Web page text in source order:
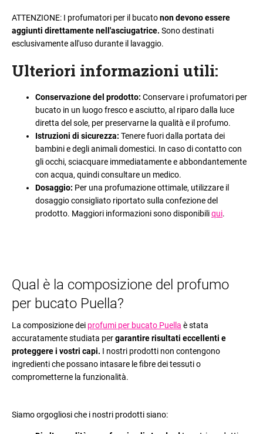
ATTENZIONE: I profumatori per il bucatonon devono essere
aggiunti direttamente nell'asciugatrice. Sono destinati
esclusivamente all'uso durante il lavaggio.
Ulteriori informazioni utili:
Conservazione del prodotto: Conservare i profumatori per
bucato in un luogo fresco e asciutto, al riparo dalla luce
diretta del sole, per preservarne la qualità e il profumo.
Istruzioni di sicurezza: Tenere fuori dalla portata dei
bambini e degli animali domestici. In caso di contatto con
gli occhi, sciacquare immediatamente e abbondantemente
con acqua, quindi consultare un medico.
Dosaggio: Per una profumazione ottimale, utilizzare il
dosaggio consigliato riportato sulla confezione del
prodotto. Maggiori informazioni sono disponibiliqui.
Qual è la composizione del profumo
per bucato Puella?
La composizione dei profumi per bucato Puella è stata
accuratamente studiata pergarantire risultati eccellenti e
proteggere i vostri capi. I nostri prodotti non contengono
ingredienti che possano intasare le fibre dei tessuti o
comprometterne la funzionalità.
Siamo orgogliosi che i nostri prodotti siano: